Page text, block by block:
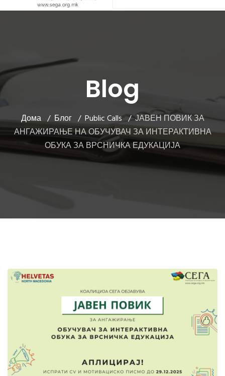
Blog
Дома Блог Public Calls
ЈАВЕН ПОВИК ЗА
АНГАЖИРАЊЕ НА ОБУЧУВАЧ ЗА ИНТЕРАКТИВНА
ОБУКА ЗА ВРСНИЧКА ЕДУКАЦИЈА